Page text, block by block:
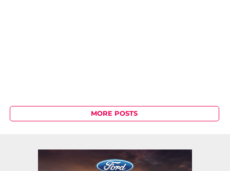
MORE POSTS